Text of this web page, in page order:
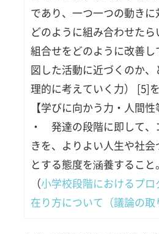
であり、一つ一つの動きに
どのように組み合わせた
組合せをどのように改善し
図した活動に近づくのか
理的に考えていく力） [5]
【学びに向かう力・人間性
・ 発達の段階に即して、
きを、よりよい人生や社会
とする態度を涵養すること
（小学校段階におけるプロ
在り方について（議論の取